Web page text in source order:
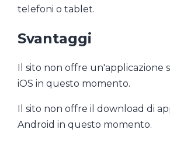
telefoni o tablet.
Svantaggi
Il sito non offre un'applicazione
iOS in questo momento.
Il sito non offre il download di
Android in questo momento.